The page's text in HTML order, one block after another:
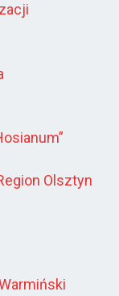
Olsztyn